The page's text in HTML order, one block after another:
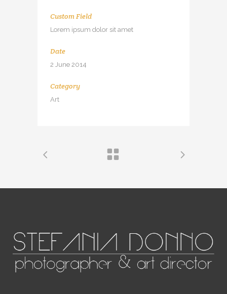
Custom Field
Lorem ipsum dolor sit amet
Date
2 June 2014
Category
Art